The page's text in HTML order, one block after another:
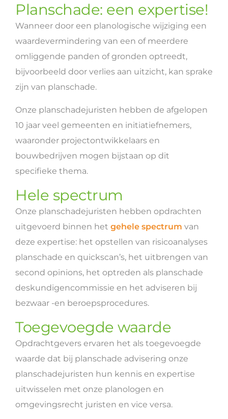
Planschade: een expertise!
Wanneer door een planologische wijziging een
waardevermindering van een of meerdere
omliggende panden of gronden optreedt,
bijvoorbeeld door verlies aan uitzicht, kan sprake
zijn van planschade.
Onze planschadejuristen hebben de afgelopen
10 jaar veel gemeenten en initiatiefnemers,
waaronder projectontwikkelaars en
bouwbedrijven mogen bijstaan op dit
specifieke thema.
Hele spectrum
Onze planschadejuristen hebben opdrachten
uitgevoerd binnen het gehele spectrum van
deze expertise: het opstellen van risicoanalyses
planschade en quickscan’s, het uitbrengen van
second opinions, het optreden als planschade
deskundigencommissie en het adviseren bij
bezwaar -en beroepsprocedures.
Toegevoegde waarde
Opdrachtgevers ervaren het als toegevoegde
waarde dat bij planschade advisering onze
planschadejuristen hun kennis en expertise
uitwisselen met onze planologen en
omgevingsrecht juristen en vice versa.